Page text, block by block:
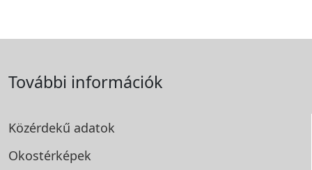
További információk
Közérdekű adatok
Okostérképek